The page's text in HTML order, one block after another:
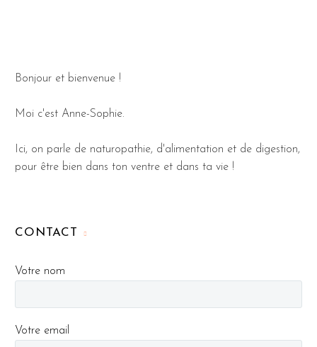
Bonjour et bienvenue !
Moi c'est Anne-Sophie.
Ici, on parle de naturopathie, d'alimentation et de digestion,
pour être bien dans ton ventre et dans ta vie !
CONTACT
Votre nom
Votre email